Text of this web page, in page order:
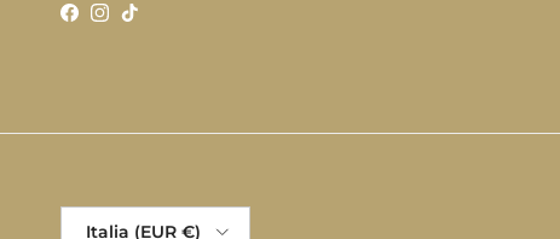
Facebook
Instagram
TikTok
Paese/Regione
Italia (EUR €)